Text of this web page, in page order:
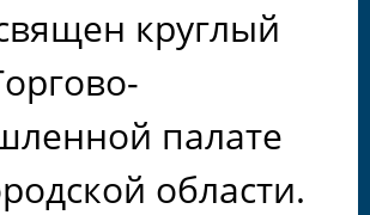
круглый
палате
области.